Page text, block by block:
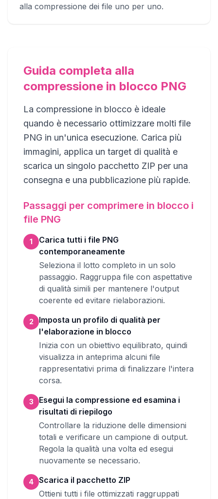
alla compressione dei file uno per uno.
Guida completa alla
compressione in blocco PNG
La compressione in blocco è ideale
quando è necessario ottimizzare molti file
PNG in un'unica esecuzione. Carica più
immagini, applica un target di qualità e
scarica un singolo pacchetto ZIP per una
consegna e una pubblicazione più rapide.
Passaggi per comprimere in blocco i
file PNG
1
Carica tutti i file PNG
contemporaneamente
Seleziona il lotto completo in un solo
passaggio. Raggruppa file con aspettative
di qualità simili per mantenere l'output
coerente ed evitare rielaborazioni.
2
Imposta un profilo di qualità per
l'elaborazione in blocco
Inizia con un obiettivo equilibrato, quindi
visualizza in anteprima alcuni file
rappresentativi prima di finalizzare l'intera
corsa.
3
Esegui la compressione ed esamina i
risultati di riepilogo
Controllare la riduzione delle dimensioni
totali e verificare un campione di output.
Regola la qualità una volta ed esegui
nuovamente se necessario.
4
Scarica il pacchetto ZIP
Ottieni tutti i file ottimizzati raggruppati